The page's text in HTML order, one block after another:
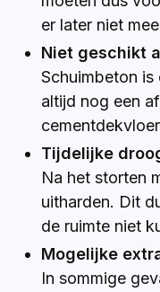
er later niet
Niet geschikt
Schuimbeton
altijd nog een
Tijdelijke
Na het storten
uitharden. Dit
de ruimte niet
Mogelijke
In sommige